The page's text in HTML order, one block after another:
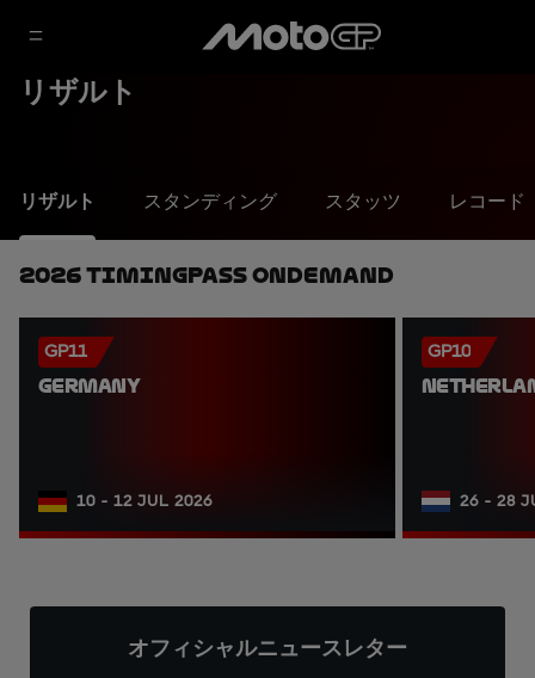
リザルト
リザルト スタンディング スタッツ レコード
2026 TimingPass OnDemand
GP11
GERMANY
10 - 12 JUL 2026
GP10
26 - 28
オフィシャルニュースレター